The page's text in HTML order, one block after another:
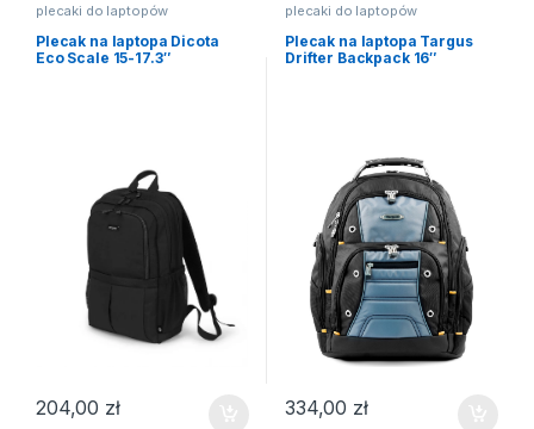
plecaki do laptopów
Plecak na laptopa Dicota
Eco Scale 15-17.3″
204,00 zł
plecaki do laptopów
Plecak na laptopa Targus
Drifter Backpack 16″
334,00 zł